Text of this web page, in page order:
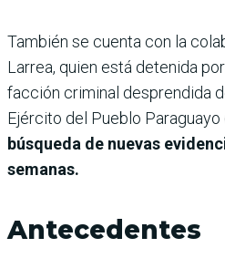
También se cuenta con la
Larrea, quien está detenida
facción criminal desprendida
Ejército del Pueblo Paraguayo
búsqueda de nuevas
semanas.
Antecedentes